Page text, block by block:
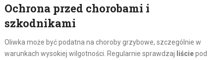
Ochrona przed chorobami i
szkodnikami
Oliwka może być podatna na choroby grzybowe, szczególnie w
warunkach wysokiej wilgotności. Regularnie sprawdzaj liściepod